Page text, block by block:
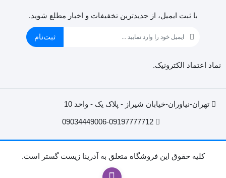
با ثبت ایمیل، از جدید‌ترین تخفیفات و اخبار مطلع شوید.
ثبت‌نام
نماد اعتماد الکترونیک.
تهران-نیاوران-خیابان شیراز - پلاک یک - واحد 10
09034449006-09197777712
کليه حقوق اين فروشگاه متعلق به آدرینا زیست گستر است.